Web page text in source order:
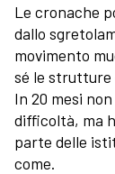
Le cronache
dallo
movimento
sé le strutture
In 20 mesi
difficoltà, ma
parte delle
come.